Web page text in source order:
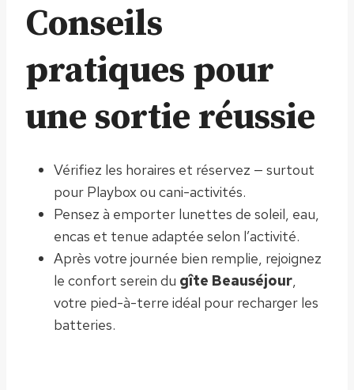
Conseils
pratiques pour
une sortie réussie
Vérifiez les horaires et réservez — surtout
pour Playbox ou cani-activités.
Pensez à emporter lunettes de soleil, eau,
encas et tenue adaptée selon l’activité.
Après votre journée bien remplie, rejoignez
le confort serein du gîte Beauséjour,
votre pied-à-terre idéal pour recharger les
batteries.